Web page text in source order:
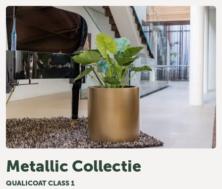
Metallic Collectie
QUALICOAT CLASS 1